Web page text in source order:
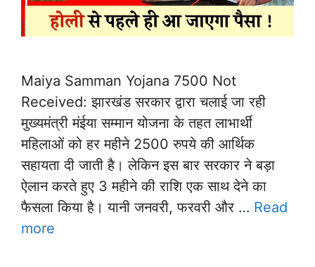
Maiya Samman Yojana 7500 Not
Received: झारखंड सरकार द्वारा चलाई जा रही
मुख्यमंत्री मंईया सम्मान योजना के तहत लाभार्थी
महिलाओं को हर महीने 2500 रुपये की आर्थिक
सहायता दी जाती है। लेकिन इस बार सरकार ने बड़ा
ऐलान करते हुए 3 महीने की राशि एक साथ देने का
फैसला किया है। यानी जनवरी, फरवरी और … Read
more